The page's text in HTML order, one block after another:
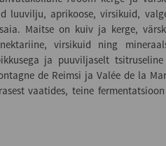
luuvilju, aprikoose, virsikuid,
Maitse on kuiv ja kerge,
virsikuid ning
ja puuviljaselt
de Reimsi ja Valée de la
vaatides, teine